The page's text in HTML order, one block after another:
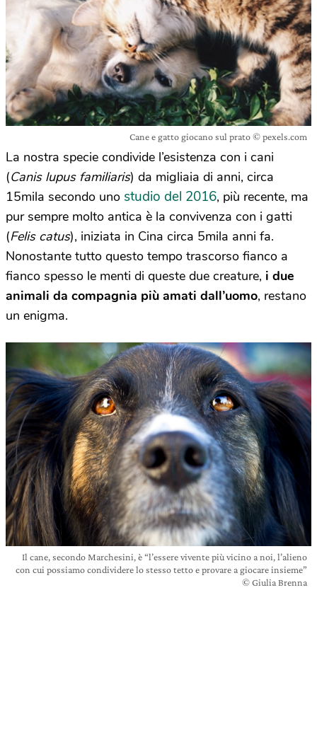
Cane e gatto giocano sul prato © pexels.com
La nostra specie condivide l’esistenza con i cani
(Canis lupus familiaris) da migliaia di anni, circa
15mila secondo uno studio del 2016, più recente, ma
pur sempre molto antica è la convivenza con i gatti
(Felis catus), iniziata in Cina circa 5mila anni fa.
Nonostante tutto questo tempo trascorso fianco a
fianco spesso le menti di queste due creature, i due
animali da compagnia più amati dall’uomo, restano
un enigma.
Il cane, secondo Marchesini, è “l’essere vivente più vicino a noi, l’alieno
con cui possiamo condividere lo stesso tetto e provare a giocare insieme”
© Giulia Brenna